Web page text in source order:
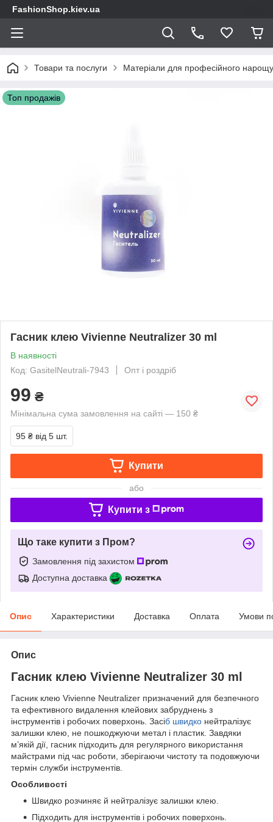
FashionShop.kiev.ua
Товари та послуги Матеріали для професійного
Топ продажів
Гасник клею Vivienne Neutralizer 30 ml
В наявності
Код: GasitelNeutrali-7943
Опт і роздріб
99 ₴
Мінімальна сума замовлення на сайті — 150 ₴
95 ₴ від 5 шт.
Купити
або
Купити з
Що таке купити з Пром?
Замовлення під захистом
Доступна доставка
Опис Характеристики Доставка Оплата Умови
Опис
Гасник клею Vivienne Neutralizer 30 ml
Гасник клею Vivienne Neutralizer призначений для безпечного
та ефективного видалення клейових забруднень з
інструментів і робочих поверхонь. Засіб швидко нейтралізує
залишки клею, не пошкоджуючи метал і пластик. Завдяки
м’якій дії, гасник підходить для регулярного використання
майстрами під час роботи, зберігаючи чистоту та подовжуючи
термін служби інструментів.
Особливості
Швидко розчиняє й нейтралізує залишки клею.
Підходить для інструментів і робочих поверхонь.